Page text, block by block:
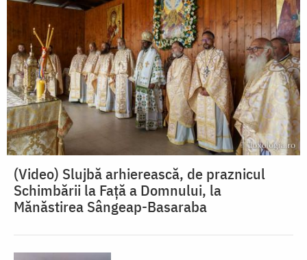
(Video) Slujbă arhierească, de praznicul
Schimbării la Față a Domnului, la
Mănăstirea Sângeap-Basaraba